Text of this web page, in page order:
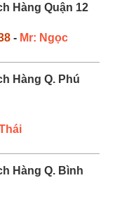
Hàng Quận 12
- Mr: Ngọc
Hàng Q. Phú
Hàng Q. Bình